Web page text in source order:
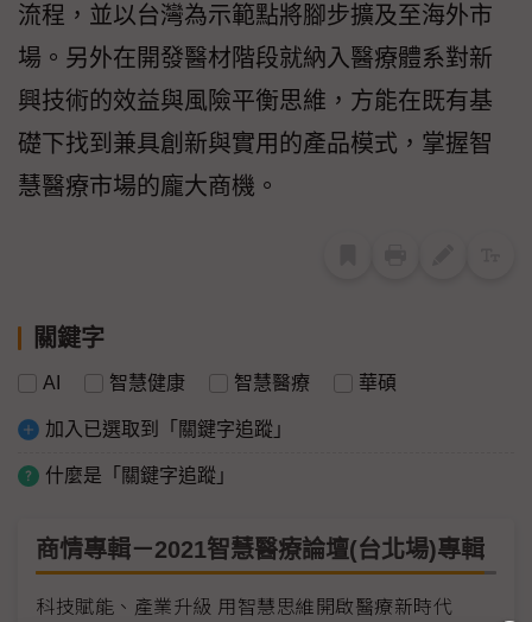
流程，並以台灣為示範點將腳步擴及至海外市
場。另外在開發醫材階段就納入醫療體系對新
興技術的效益與風險平衡思維，方能在既有基
礎下找到兼具創新與實用的產品模式，掌握智
慧醫療市場的龐大商機。
關鍵字
AI 智慧健康 智慧醫療 華碩
加入已選取到「關鍵字追蹤」
什麼是「關鍵字追蹤」
商情專輯－2021智慧醫療論壇(台北場)專輯
科技賦能、產業升級 用智慧思維開啟醫療新時代